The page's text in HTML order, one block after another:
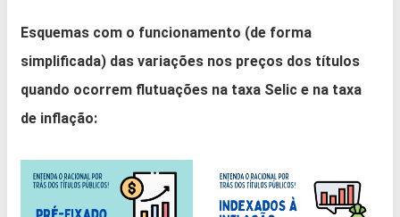
Esquemas com o funcionamento (de forma
simplificada) das variações nos preços dos títulos
quando ocorrem flutuações na taxa Selic e na taxa
de inflação: